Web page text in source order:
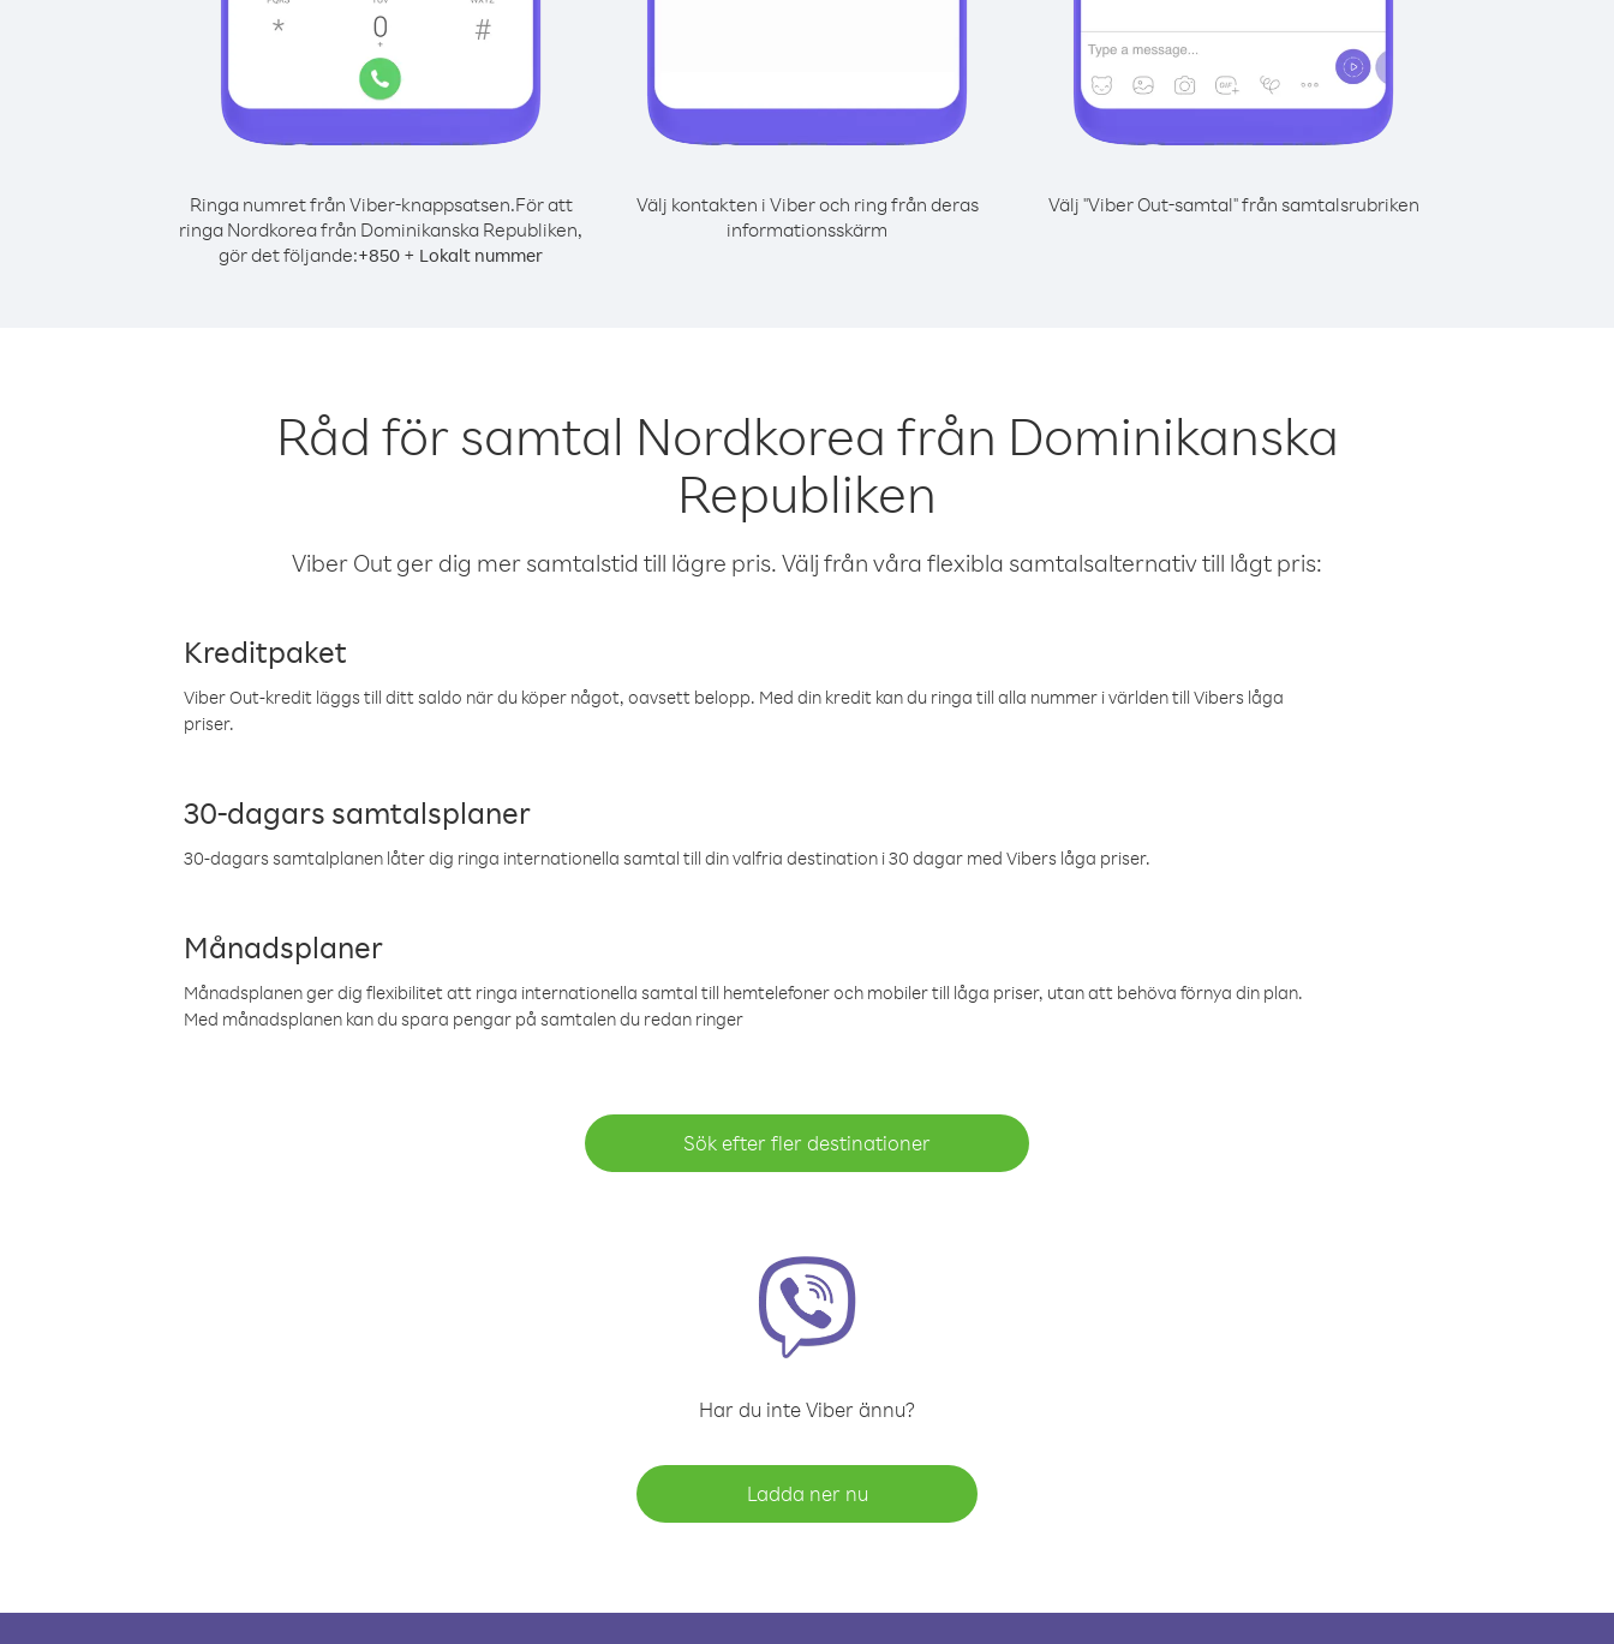
Ringa numret från Viber-knappsatsen.För att
ringa Nordkorea från Dominikanska Republiken,
gör det följande:+850 + Lokalt nummer
Välj kontakten i Viber och ring från deras
informationsskärm
Välj "Viber Out-samtal" från samtalsrubriken
Råd för samtal Nordkorea från Dominikanska
Republiken
Viber Out ger dig mer samtalstid till lägre pris. Välj från våra flexibla samtalsalternativ till lågt pris:
Kreditpaket
Viber Out-kredit läggs till ditt saldo när du köper något, oavsett belopp. Med din kredit kan du ringa till alla nummer i världen till Vibers låga
priser.
30-dagars samtalsplaner
30-dagars samtalplanen låter dig ringa internationella samtal till din valfria destination i 30 dagar med Vibers låga priser.
Månadsplaner
Månadsplanen ger dig flexibilitet att ringa internationella samtal till hemtelefoner och mobiler till låga priser, utan att behöva förnya din plan.
Med månadsplanen kan du spara pengar på samtalen du redan ringer
Sök efter fler destinationer
Har du inte Viber ännu?
Ladda ner nu